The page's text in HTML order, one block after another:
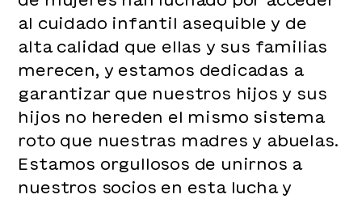
al cuidado infantil asequible y de
alta calidad que ellas y sus familias
merecen, y estamos dedicadas a
garantizar que nuestros hijos y sus
hijos no hereden el mismo sistema
roto que nuestras madres y abuelas.
Estamos orgullosos de unirnos a
nuestros socios en esta lucha y